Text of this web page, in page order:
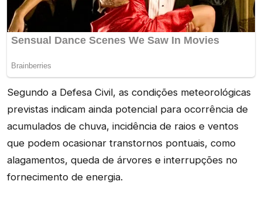
Segundo a Defesa Civil, as condições meteorológicas
previstas indicam ainda potencial para ocorrência de
acumulados de chuva, incidência de raios e ventos
que podem ocasionar transtornos pontuais, como
alagamentos, queda de árvores e interrupções no
fornecimento de energia.